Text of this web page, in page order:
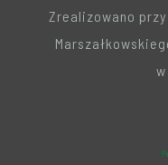
Zrealizowano